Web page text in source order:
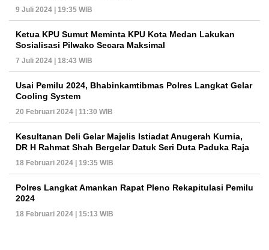
9 Juli 2024 | 19:35 WIB
Ketua KPU Sumut Meminta KPU Kota Medan Lakukan
Sosialisasi Pilwako Secara Maksimal
7 Juli 2024 | 18:43 WIB
Usai Pemilu 2024, Bhabinkamtibmas Polres Langkat Gelar
Cooling System
20 Februari 2024 | 11:30 WIB
Kesultanan Deli Gelar Majelis Istiadat Anugerah Kurnia,
DR H Rahmat Shah Bergelar Datuk Seri Duta Paduka Raja
18 Februari 2024 | 19:35 WIB
Polres Langkat Amankan Rapat Pleno Rekapitulasi Pemilu
2024
18 Februari 2024 | 15:13 WIB